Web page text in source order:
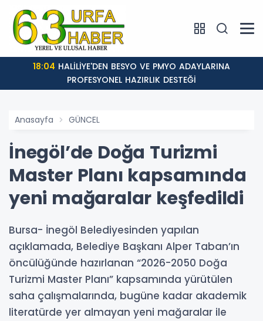
18:02: EVREN SANAYİ SİTESİ KATLI KÖPRÜLÜ KAVŞAĞI
TAMAMLANDI, ARAÇ GEÇİŞLERİ
Anasayfa GÜNCEL
İnegöl’de Doğa Turizmi
Master Planı kapsamında
yeni mağaralar keşfedildi
Bursa- İnegöl Belediyesinden yapılan
açıklamada, Belediye Başkanı Alper Taban’ın
öncülüğünde hazırlanan “2026-2050 Doğa
Turizmi Master Planı” kapsamında yürütülen
saha çalışmalarında, bugüne kadar akademik
literatürde yer almayan yeni mağaralar ile